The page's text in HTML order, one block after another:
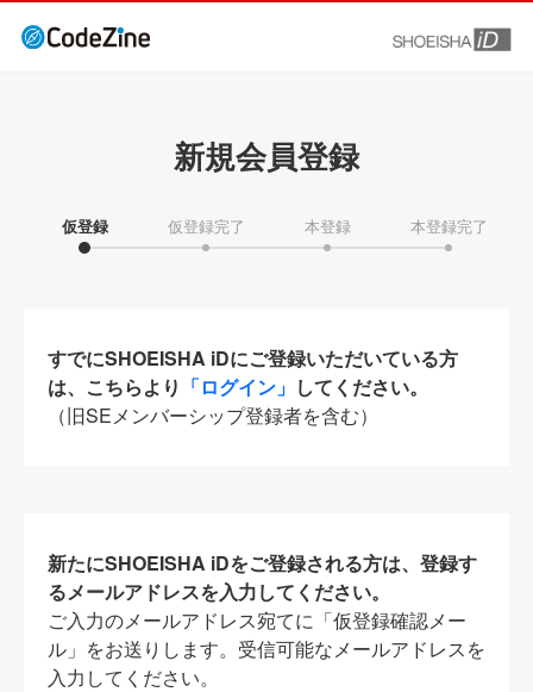
新規会員登録
仮登録 仮登録完了 本登録 本登録完了
すでにSHOEISHA iDにご登録いただいている方
は、こちらより 「ログイン」 してください。
（旧SEメンバーシップ登録者を含む）
新たにSHOEISHA iDをご登録される方は、登録す
るメールアドレスを入力してください。
ご入力のメールアドレス宛てに「仮登録確認メー
ル」をお送りします。受信可能なメールアドレスを
入力してください。